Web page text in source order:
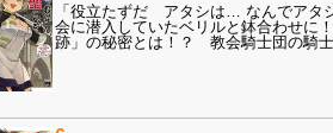
「役立たずだ アタシは… なんでアタ
会に潜入していたベリルと鉢合わせに
跡」の秘密とは！？ 教会騎士団の騎